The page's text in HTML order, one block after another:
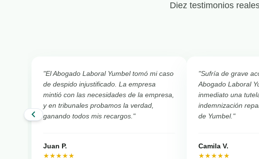
Diez testimonios
chevron_left
"El Abogado Laboral Yumbel tomó mi caso
de despido injustificado. La empresa
mintió con las necesidades de la empresa,
y en tribunales probamos la verdad,
ganando todos mis recargos."
Juan P.
★★★★★
"Sufría de grave
Abogado Laboral
inmediato una
indemnización
de Yumbel."
Camila V.
★★★★★